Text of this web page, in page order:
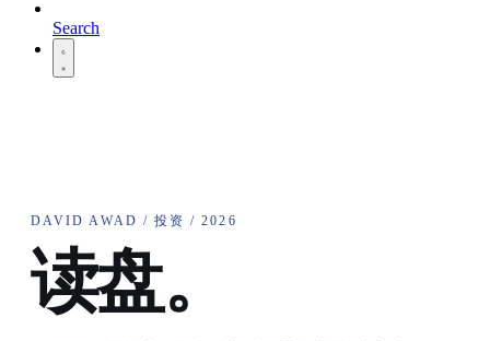
Search
DAVID AWAD / 投资 / 2026
读盘。